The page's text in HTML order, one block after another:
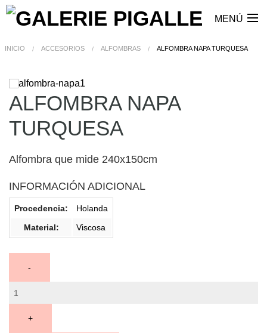
MENÚ
INICIO ACCESORIOS ALFOMBRAS ALFOMBRA NAPA TURQUESA
ALFOMBRA NAPA
TURQUESA
Alfombra que mide 240x150cm
INFORMACIÓN ADICIONAL
Procedencia:
Holanda
Material:
Viscosa